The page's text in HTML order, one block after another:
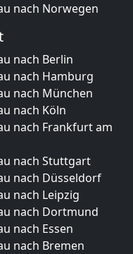
nach Norwegen
nach Berlin
nach Hamburg
nach München
nach Köln
nach Frankfurt am
nach Stuttgart
nach Düsseldorf
nach Leipzig
nach Dortmund
nach Essen
nach Bremen